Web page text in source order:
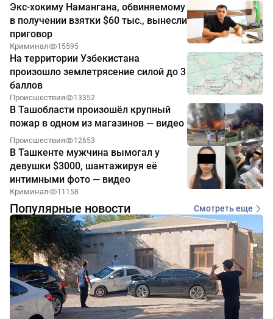
Экс-хокиму Намангана, обвиняемому
в получении взятки $60 тыс., вынесли
приговор
Криминал 15595
На территории Узбекистана
произошло землетрясение силой до 3
баллов
Происшествия 13352
В Ташобласти произошёл крупный
пожар в одном из магазинов — видео
Происшествия 12653
В Ташкенте мужчина вымогал у
девушки $3000, шантажируя её
интимными фото — видео
Криминал 11158
Популярные новости Смотреть еще